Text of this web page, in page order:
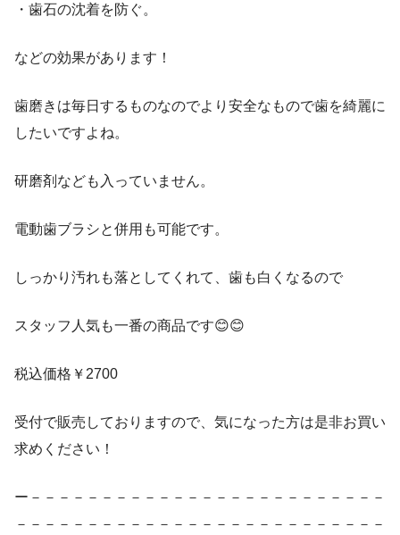
・歯石の沈着を防ぐ。
などの効果があります！
歯磨きは毎日するものなのでより安全なもので歯を綺麗に
したいですよね。
研磨剤なども入っていません。
電動歯ブラシと併用も可能です。
しっかり汚れも落としてくれて、歯も白くなるので
スタッフ人気も一番の商品です😊😊
税込価格￥2700
受付で販売しておりますので、気になった方は是非お買い
求めください！
ー－－－－－－－－－－－－－－－－－－－－－－－－－
－－－－－－－－－－－－－－－－－－－－－－－－－－